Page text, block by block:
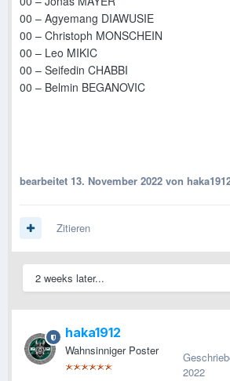
00 – Agyemang DIAWUSIE
00 – Christoph MONSCHEIN
00 – Leo MIKIC
00 – Seifedin CHABBI
00 – Belmin BEGANOVIC
bearbeitet 13. November 2022 von
Zitieren
2 weeks later...
haka1912
Wahnsinniger Poster
2022